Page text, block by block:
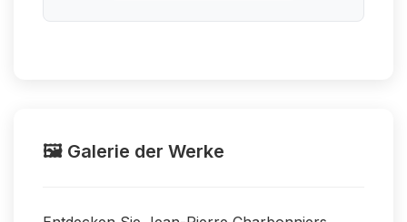
🖼️ Galerie der Werke